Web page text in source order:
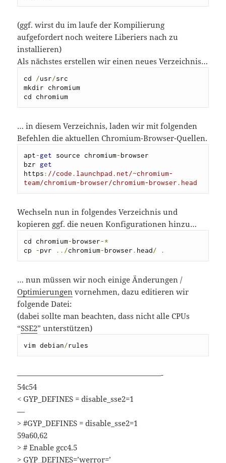
(ggf. wirst du im laufe der Kompilierung
aufgefordert noch weitere Liberiers nach zu
installieren)
Als nächstes erstellen wir einen neues Verzeichnis…
cd /usr/src
mkdir chromium
cd chromium
… in diesem Verzeichnis, laden wir mit folgenden
Befehlen die aktuellen Chromium-Browser-Quellen.
apt-get source chromium-browser
bzr get
https: //code.launchpad.net/~chromium-
team/chromium-browser/chromium-browser.head
Wechseln nun in folgendes Verzeichnis und
kopieren ggf. die neuen Konfigurationen hinzu…
cd chromium-browser-*
cp -pvr ../chromium-browser . head/ .
… nun müssen wir noch einige Änderungen /
Optimierungen vornehmen, dazu editieren wir
folgende Datei:
(dabei sollte man beachten, dass nicht alle CPUs
“SSE2” unterstützen)
vim debian/rules
———————————————————-
54c54
< GYP_DEFINES = disable_sse2=1
—
> #GYP_DEFINES = disable_sse2=1
59a60,62
> # Enable gcc4.5
> GYP_DEFINES=’werror=’